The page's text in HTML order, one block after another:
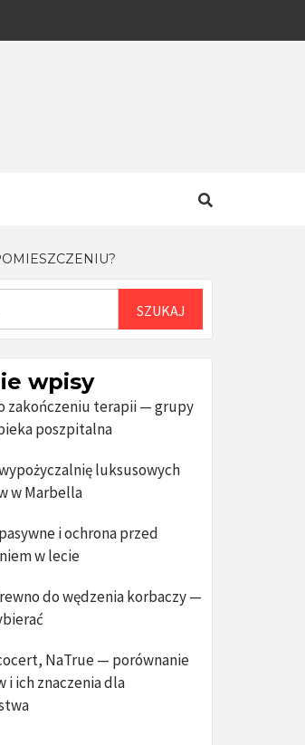
wpisy
zakończeniu terapii — grupy
poszpitalna
luksusowych
w Marbella
i ochrona przed
w lecie
do wędzenia korbaczy —
NaTrue — porównanie
ich znaczenia dla